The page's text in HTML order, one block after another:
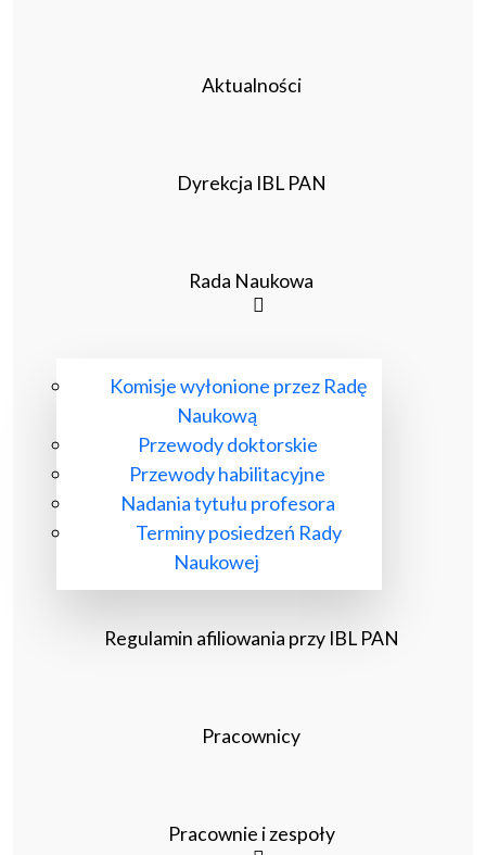
Aktualności
Dyrekcja IBL PAN
Rada Naukowa
Komisje wyłonione przez Radę
Naukową
Przewody doktorskie
Przewody habilitacyjne
Nadania tytułu profesora
Terminy posiedzeń Rady
Naukowej
Regulamin afiliowania przy IBL PAN
Pracownicy
Pracownie i zespoły